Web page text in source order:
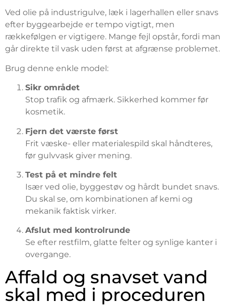
Ved olie på industrigulve, læk i lagerhallen eller snavs
efter byggearbejde er tempo vigtigt, men
rækkefølgen er vigtigere. Mange fejl opstår, fordi man
går direkte til vask uden først at afgrænse problemet.
Brug denne enkle model:
Sikr området
Stop trafik og afmærk. Sikkerhed kommer før
kosmetik.
Fjern det værste først
Frit væske- eller materialespild skal håndteres,
før gulvvask giver mening.
Test på et mindre felt
Især ved olie, byggestøv og hårdt bundet snavs.
Du skal se, om kombinationen af kemi og
mekanik faktisk virker.
Afslut med kontrolrunde
Se efter restfilm, glatte felter og synlige kanter i
overgange.
Affald og snavset vand
skal med i proceduren